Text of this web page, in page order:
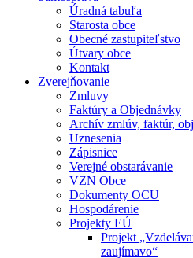
Úradná tabuľa
Starosta obce
Obecné zastupiteľstvo
Útvary obce
Kontakt
Zverejňovanie
Zmluvy
Faktúry a Objednávky
Archív zmlúv, faktúr,
Uznesenia
Zápisnice
Verejné obstarávanie
VZN Obce
Dokumenty OCU
Hospodárenie
Projekty EÚ
Projekt
zaujímavo“